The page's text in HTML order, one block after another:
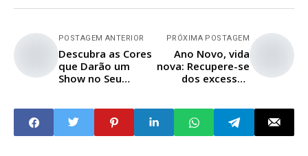
POSTAGEM ANTERIOR
Descubra as Cores
que Darão um
Show no Seu
PRÓXIMA POSTAGEM
Ano Novo, vida
nova: Recupere-se
dos excessos
ano